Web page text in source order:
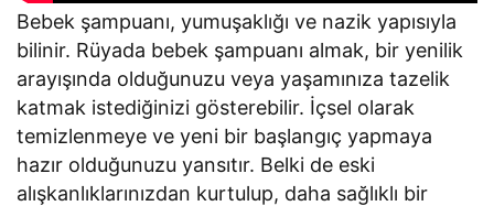
Bebek şampuanı, yumuşaklığı ve nazik yapısıyla
bilinir. Rüyada bebek şampuanı almak, bir yenilik
arayışında olduğunuzu veya yaşamınıza tazelik
katmak istediğinizi gösterebilir. İçsel olarak
temizlenmeye ve yeni bir başlangıç yapmaya
hazır olduğunuzu yansıtır. Belki de eski
alışkanlıklarınızdan kurtulup, daha sağlıklı bir